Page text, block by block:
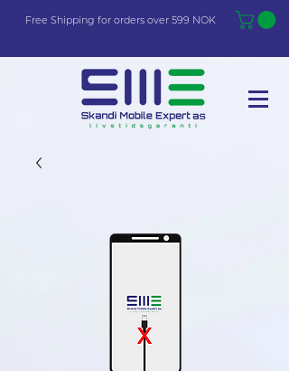
Free Shipping for orders over 599 NOK